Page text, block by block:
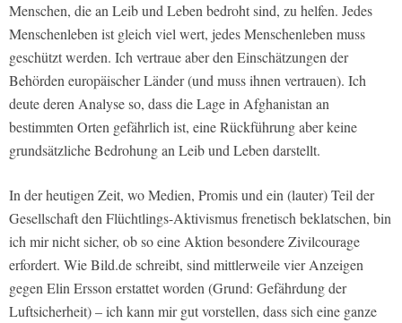
Menschen, die an Leib und Leben bedroht sind, zu helfen. Jedes
Menschenleben ist gleich viel wert, jedes Menschenleben muss
geschützt werden. Ich vertraue aber den Einschätzungen der
Behörden europäischer Länder (und muss ihnen vertrauen). Ich
deute deren Analyse so, dass die Lage in Afghanistan an
bestimmten Orten gefährlich ist, eine Rückführung aber keine
grundsätzliche Bedrohung an Leib und Leben darstellt.
In der heutigen Zeit, wo Medien, Promis und ein (lauter) Teil der
Gesellschaft den Flüchtlings-Aktivismus frenetisch beklatschen, bin
ich mir nicht sicher, ob so eine Aktion besondere Zivilcourage
erfordert. Wie Bild.de schreibt, sind mittlerweile vier Anzeigen
gegen Elin Ersson erstattet worden (Grund: Gefährdung der
Luftsicherheit) – ich kann mir gut vorstellen, dass sich eine ganze